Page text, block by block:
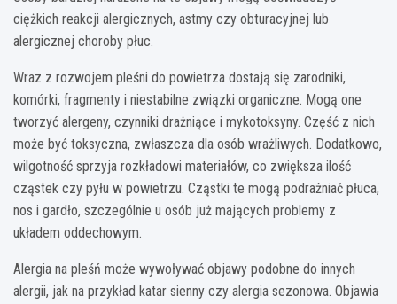
ciężkich reakcji alergicznych, astmy czy obturacyjnej lub
alergicznej choroby płuc.
Wraz z rozwojem pleśni do powietrza dostają się zarodniki,
komórki, fragmenty i niestabilne związki organiczne. Mogą one
tworzyć alergeny, czynniki drażniące i mykotoksyny. Część z nich
może być toksyczna, zwłaszcza dla osób wrażliwych. Dodatkowo,
wilgotność sprzyja rozkładowi materiałów, co zwiększa ilość
cząstek czy pyłu w powietrzu. Cząstki te mogą podrażniać płuca,
nos i gardło, szczególnie u osób już mających problemy z
układem oddechowym.
Alergia na pleśń może wywoływać objawy podobne do innych
alergii, jak na przykład katar sienny czy alergia sezonowa. Objawia